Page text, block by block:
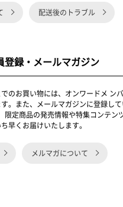
配送後のトラブル
登録・メールマガジン
のお買い物には、オンワードメ ン
。また、メールマガジンに登録して
限定商品の発売情報や特集コンテン
早くお届けいたします。
メルマガについて